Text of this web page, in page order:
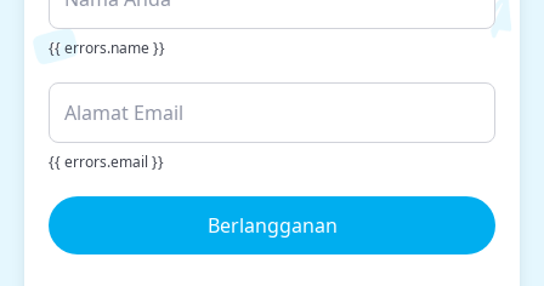
{{ errors.name }}
{{ errors.email }}
Berlangganan